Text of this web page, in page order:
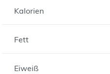
Kalorien
Fett
Eiweiß